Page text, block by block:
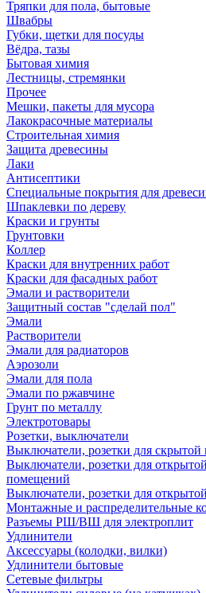
Тряпки для пола, бытовые
Швабры
Губки, щетки для посуды
Вёдра, тазы
Бытовая химия
Лестницы, стремянки
Прочее
Мешки, пакеты для мусора
Лакокрасочные материалы
Строительная химия
Защита древесины
Лаки
Антисептики
Специальные покрытия для
Шпаклевки по дереву
Краски и грунты
Грунтовки
Коллер
Краски для внутренних работ
Краски для фасадных работ
Эмали и растворители
Защитный состав "сделай пол"
Эмали
Растворители
Эмали для радиаторов
Аэрозоли
Эмали для пола
Эмали по ржавчине
Грунт по металлу
Электротовары
Розетки, выключатели
Выключатели, розетки для
Выключатели, розетки для
помещений
Выключатели, розетки для
Монтажные и распределительные
Разъемы РШ/ВШ для электроплит
Удлинители
Аксессуары (колодки, вилки)
Удлинители бытовые
Сетевые фильтры